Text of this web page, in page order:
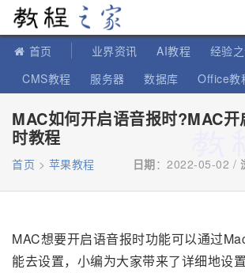
首页 业界资讯 AI教程 经验
CMS教程
服务器 数据库 Office教
MAC如何开启语音报时?MAC开
时教程
首页 > 苹果教程 日期：2022-05-02 /
MAC想要开启语音报时功能可以通过
能去设置，小编为大家带来了详细地设